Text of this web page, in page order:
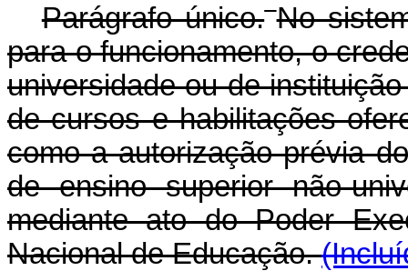
Parágrafo único. No
para o funcionamento, o
universidade ou de
de cursos e habilitações
como a autorização prévia
de ensino superior não-
mediante ato do Poder
Nacional de Educação.